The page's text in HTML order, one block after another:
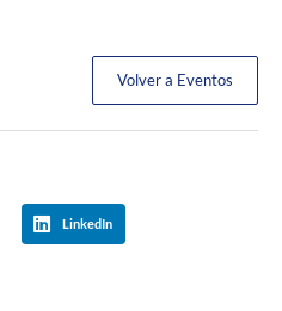
Volver a Eventos
LinkedIn